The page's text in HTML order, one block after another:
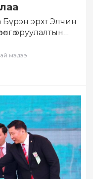
эрхт Элчин
оруулалтын
мэдээ